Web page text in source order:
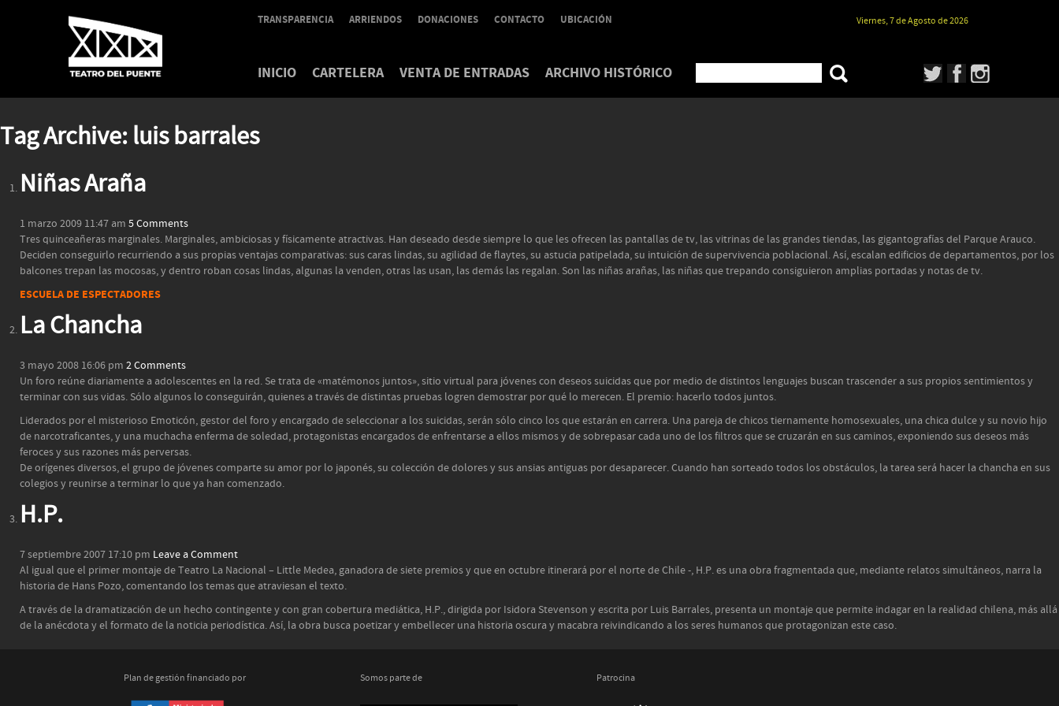
TRANSPARENCIA ARRIENDOS DONACIONES CONTACTO UBICACIÓN Viernes, 7 de Agosto de 2026
INICIO CARTELERA VENTA DE ENTRADAS ARCHIVO HISTÓRICO
Tag Archive: luis barrales
Niñas Araña
1 marzo 2009 11:47 am 5 Comments
Tres quinceañeras marginales. Marginales, ambiciosas y físicamente atractivas. Han deseado desde siempre lo que les ofrecen las pantallas de tv, las vitrinas de las grandes tiendas, las gigantografías del Parque Arauco.
Deciden conseguirlo recurriendo a sus propias ventajas comparativas: sus caras lindas, su agilidad de flaytes, su astucia patipelada, su intuición de supervivencia poblacional. Así, escalan edificios de departamentos, por los
balcones trepan las mocosas, y dentro roban cosas lindas, algunas la venden, otras las usan, las demás las regalan. Son las niñas arañas, las niñas que trepando consiguieron amplias portadas y notas de tv.
ESCUELA DE ESPECTADORES
La Chancha
3 mayo 2008 16:06 pm 2 Comments
Un foro reúne diariamente a adolescentes en la red. Se trata de «matémonos juntos», sitio virtual para jóvenes con deseos suicidas que por medio de distintos lenguajes buscan trascender a sus propios sentimientos y
terminar con sus vidas. Sólo algunos lo conseguirán, quienes a través de distintas pruebas logren demostrar por qué lo merecen. El premio: hacerlo todos juntos.
Liderados por el misterioso Emoticón, gestor del foro y encargado de seleccionar a los suicidas, serán sólo cinco los que estarán en carrera. Una pareja de chicos tiernamente homosexuales, una chica dulce y su novio hijo
de narcotraficantes, y una muchacha enferma de soledad, protagonistas encargados de enfrentarse a ellos mismos y de sobrepasar cada uno de los filtros que se cruzarán en sus caminos, exponiendo sus deseos más
feroces y sus razones más perversas.
De orígenes diversos, el grupo de jóvenes comparte su amor por lo japonés, su colección de dolores y sus ansias antiguas por desaparecer. Cuando han sorteado todos los obstáculos, la tarea será hacer la chancha en sus
colegios y reunirse a terminar lo que ya han comenzado.
H.P.
7 septiembre 2007 17:10 pm Leave a Comment
Al igual que el primer montaje de Teatro La Nacional – Little Medea, ganadora de siete premios y que en octubre itinerará por el norte de Chile -, H.P. es una obra fragmentada que, mediante relatos simultáneos, narra la
historia de Hans Pozo, comentando los temas que atraviesan el texto.
A través de la dramatización de un hecho contingente y con gran cobertura mediática, H.P., dirigida por Isidora Stevenson y escrita por Luis Barrales, presenta un montaje que permite indagar en la realidad chilena, más allá
de la anécdota y el formato de la noticia periodística. Así, la obra busca poetizar y embellecer una historia oscura y macabra reivindicando a los seres humanos que protagonizan este caso.
Plan de gestión financiado por Somos parte de Patrocina